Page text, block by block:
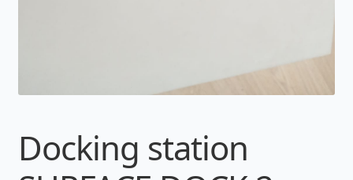
Docking station